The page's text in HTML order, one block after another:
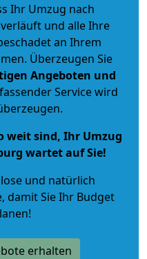
Ihr Umzug nach
und alle Ihre
an Ihrem
Überzeugen Sie
Angeboten und
Service wird
weit sind, Ihr Umzug
wartet auf Sie!
und natürlich
, damit Sie Ihr Budget
erhalten